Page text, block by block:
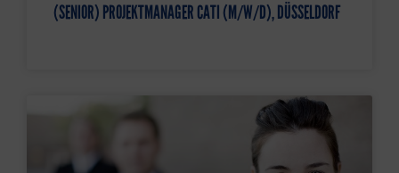
(SENIOR) PROJEKTMANAGER CATI (M/W/D), DÜSSELDORF